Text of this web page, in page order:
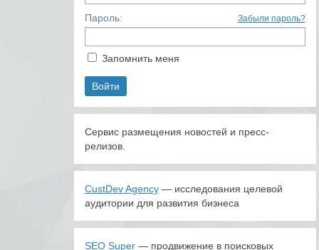
Пароль: Забыли пароль?
Запомнить меня
Сервис размещения новостей и пресс-
релизов.
CustDev Agency— исследования целевой
аудитории для развития бизнеса
SEO Super— продвижение в поисковых